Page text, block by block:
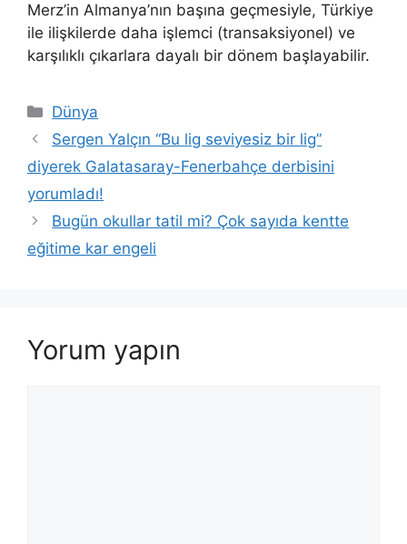
Merz’in Almanya’nın başına geçmesiyle, Türkiye
ile ilişkilerde daha işlemci (transaksiyonel) ve
karşılıklı çıkarlara dayalı bir dönem başlayabilir.
Kategoriler
Dünya
Sergen Yalçın “Bu lig seviyesiz bir lig”
diyerek Galatasaray-Fenerbahçe derbisini
yorumladı!
Bugün okullar tatil mi? Çok sayıda kentte
eğitime kar engeli
Yorum yapın